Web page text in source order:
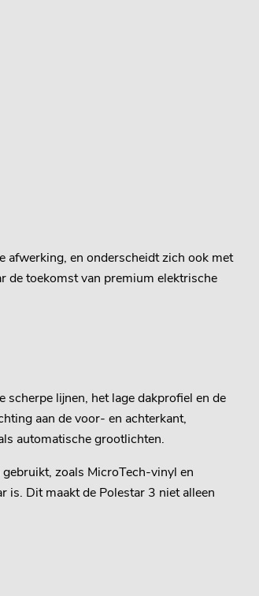
afwerking, en onderscheidt zich ook met
de toekomst van premium elektrische
lijnen, het lage dakprofiel en de
aan de voor- en achterkant,
automatische grootlichten.
zoals MicroTech-vinyl en
is. Dit maakt de Polestar 3 niet alleen